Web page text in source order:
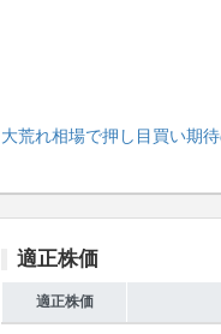
大荒れ相場で押し目買い期
適正株価
適正株価